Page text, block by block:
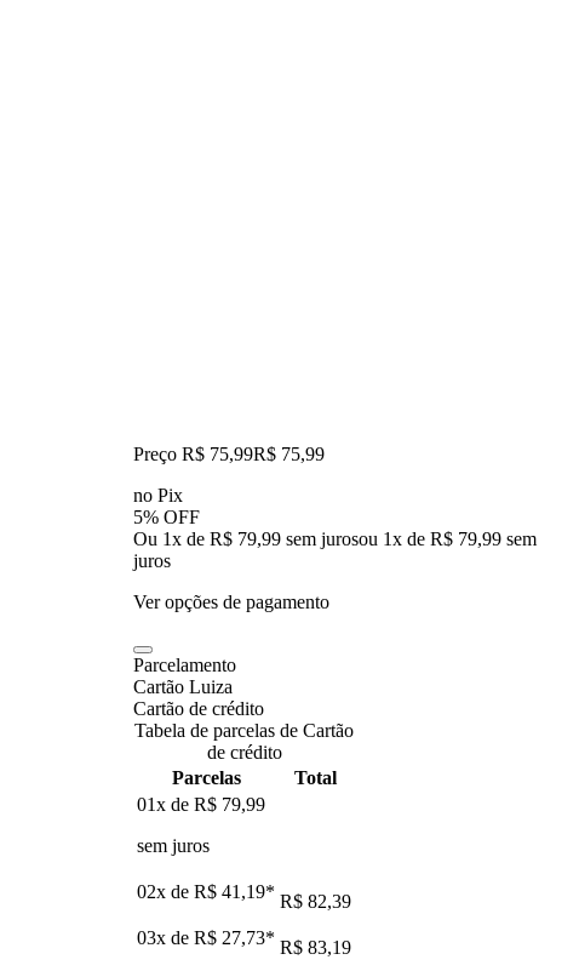
Preço R$ 75,99R$ 75,99
no Pix
5% OFF
Ou 1x de R$ 79,99 sem jurosou 1x de R$ 79,99 sem
juros
Ver opções de pagamento
Parcelamento
Cartão Luiza
Cartão de crédito
Tabela de parcelas de Cartão
de crédito
Parcelas
Total
01x de R$ 79,99
sem juros
02x de R$ 41,19* R$ 82,39
03x de R$ 27,73* R$ 83,19